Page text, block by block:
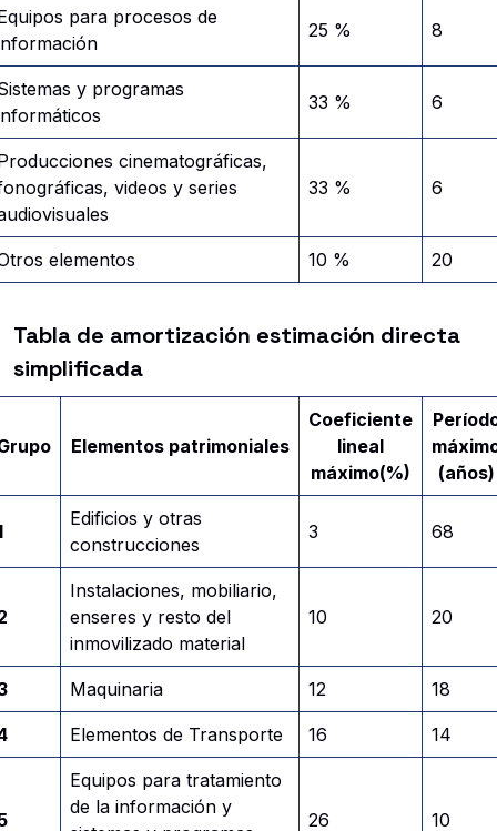
para procesos de
25 % 8
y programas
33 % 6
cinematográficas,
videos y series
33 % 6
elementos 10 % 20
Tabla de amortización estimación directa
simplificada
Elementos patrimoniales
Coeficiente
lineal
máximo(%)
(años)
Edificios y otras
construcciones
3 68
Instalaciones, mobiliario,
enseres y resto del
inmovilizado material
10 20
Maquinaria 12 18
Elementos de Transporte 16 14
Equipos para tratamiento
de la información y
26 10